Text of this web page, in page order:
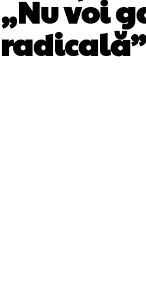
voi
radicală”